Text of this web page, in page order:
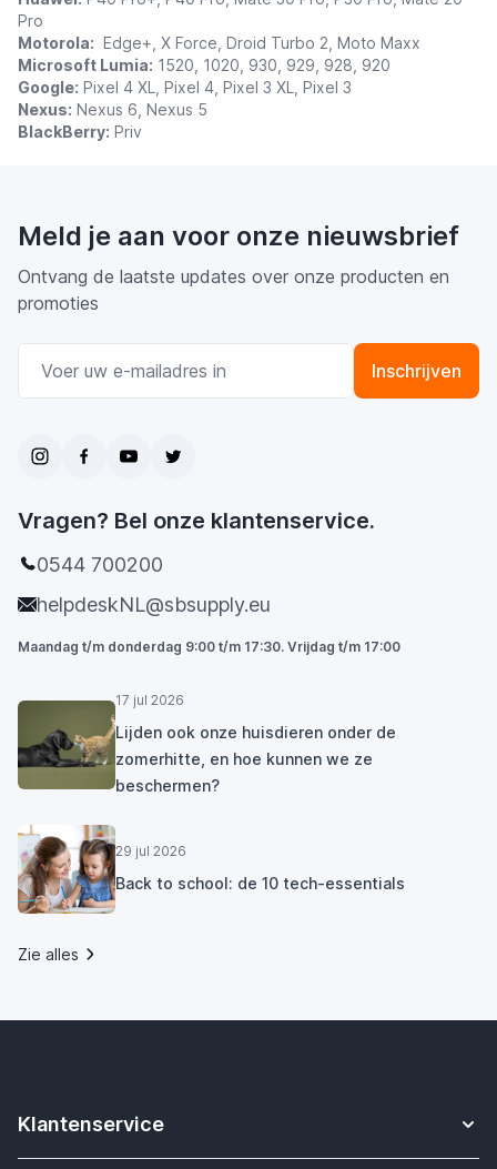
Pro
Motorola: Edge+, X Force, Droid Turbo 2, Moto Maxx
Microsoft Lumia: 1520, 1020, 930, 929, 928, 920
Google: Pixel 4 XL, Pixel 4, Pixel 3 XL, Pixel 3
Nexus: Nexus 6, Nexus 5
BlackBerry: Priv
Meld je aan voor onze nieuwsbrief
Ontvang de laatste updates over onze producten en
promoties
Inschrijven
Vragen? Bel onze klantenservice.
0544 700200
helpdeskNL@sbsupply.eu
Maandag t/m donderdag 9:00 t/m 17:30. Vrijdag t/m 17:00
17 jul 2026
Lijden ook onze huisdieren onder de
zomerhitte, en hoe kunnen we ze
beschermen?
29 jul 2026
Back to school: de 10 tech-essentials
Zie alles
Klantenservice